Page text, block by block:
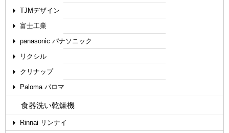
TJMデザイン
富士工業
panasonic パナソニック
リクシル
クリナップ
Paloma パロマ
食器洗い乾燥機
Rinnai リンナイ